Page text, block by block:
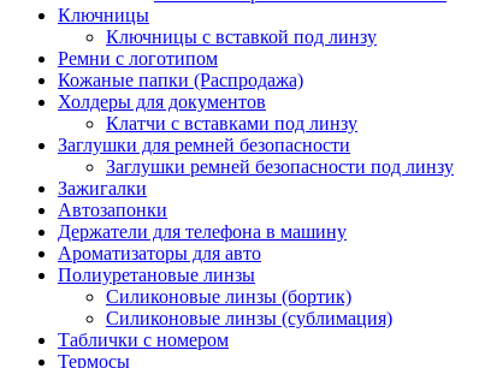
Ключницы
Ключницы с вставкой под линзу
Ремни с логотипом
Кожаные папки (Распродажа)
Холдеры для документов
Клатчи с вставками под линзу
Заглушки для ремней безопасности
Заглушки ремней безопасности под линзу
Зажигалки
Автозапонки
Держатели для телефона в машину
Ароматизаторы для авто
Полиуретановые линзы
Силиконовые линзы (бортик)
Силиконовые линзы (сублимация)
Таблички с номером
Термосы